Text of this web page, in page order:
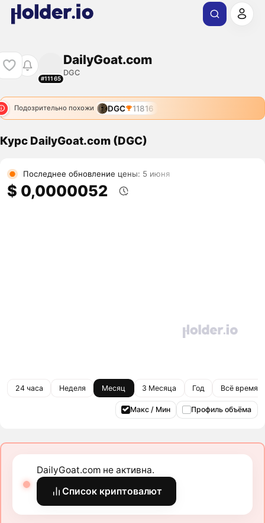
#11165
DailyGoat.com
DGC
Подозрительно похожи DGC 11816
Курс DailyGoat.com (DGC)
Последнее обновление цены: 5 июня
$ 0,0000052
24 часа Неделя Месяц 3 Месяца Год Всё время
Макс / Мин Профиль объёма
DailyGoat.com не активна.
Список криптовалют